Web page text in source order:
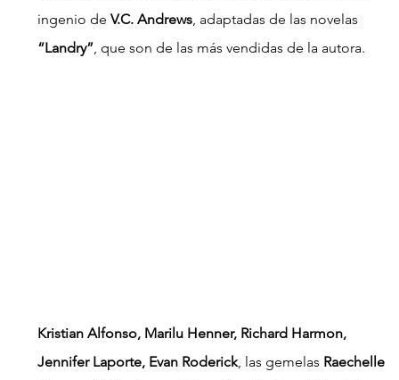
ingenio de V.C. Andrews, adaptadas de las novelas
“Landry”, que son de las más vendidas de la autora.
Kristian Alfonso, Marilu Henner, Richard Harmon,
Jennifer Laporte, Evan Roderick, las gemelas Raechelle